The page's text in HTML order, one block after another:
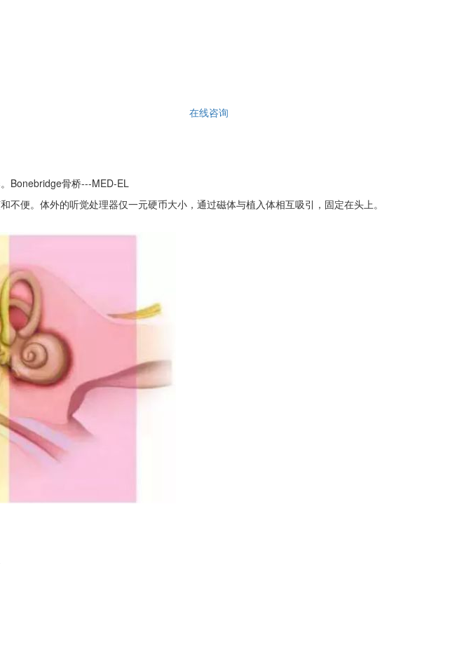
在线咨询
Bonebridge骨桥---MED-EL
。体外的听觉处理器仅一元硬币大小，通过磁体与植入体相互吸引，固定在头上。